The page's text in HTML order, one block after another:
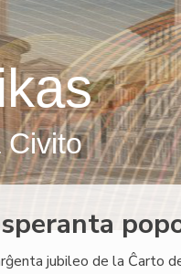
Civito
jubileo de la Ĉarto